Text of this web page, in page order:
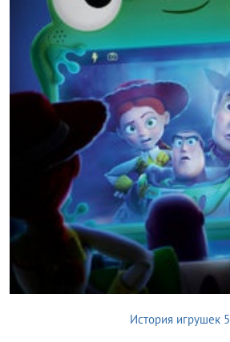
История игрушек 5